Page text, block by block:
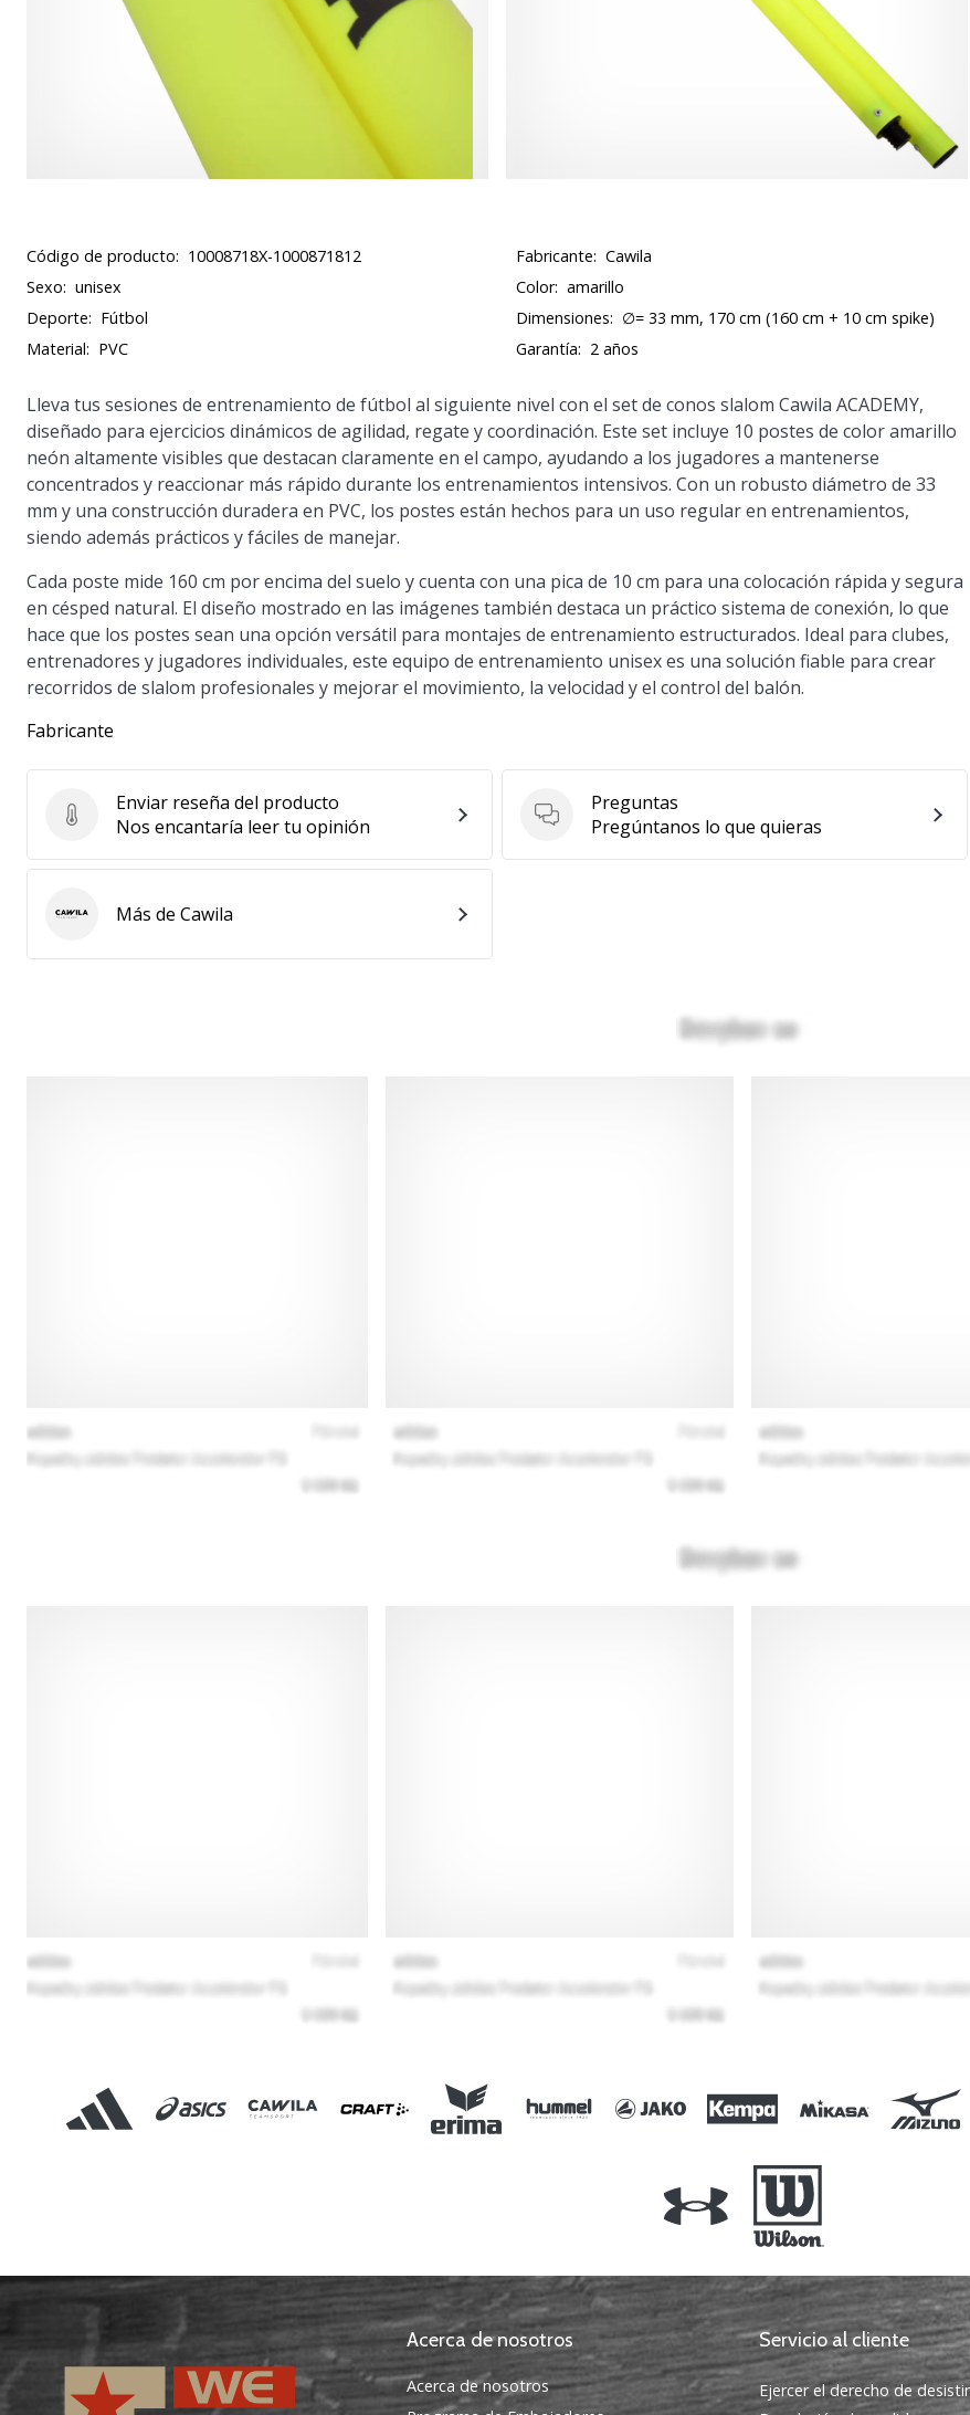
Código de producto: 10008718X-1000871812 Fabricante: Cawila
Sexo: unisex Color: amarillo
Deporte: Fútbol Dimensiones: ∅= 33 mm, 170 cm (160 cm + 10 cm spike)
Material: PVC Garantía: 2 años
Lleva tus sesiones de entrenamiento de fútbol al siguiente nivel con el set de conos slalom Cawila ACADEMY,
diseñado para ejercicios dinámicos de agilidad, regate y coordinación. Este set incluye 10 postes de color amarillo
neón altamente visibles que destacan claramente en el campo, ayudando a los jugadores a mantenerse
concentrados y reaccionar más rápido durante los entrenamientos intensivos. Con un robusto diámetro de 33
mm y una construcción duradera en PVC, los postes están hechos para un uso regular en entrenamientos,
siendo además prácticos y fáciles de manejar.
Cada poste mide 160 cm por encima del suelo y cuenta con una pica de 10 cm para una colocación rápida y segura
en césped natural. El diseño mostrado en las imágenes también destaca un práctico sistema de conexión, lo que
hace que los postes sean una opción versátil para montajes de entrenamiento estructurados. Ideal para clubes,
entrenadores y jugadores individuales, este equipo de entrenamiento unisex es una solución fiable para crear
recorridos de slalom profesionales y mejorar el movimiento, la velocidad y el control del balón.
Fabricante
Enviar reseña del producto
Enviar reseña del producto
Nos encantaría leer tu opinión
Preguntas
Preguntas
Pregúntanos lo que quieras
CawilaMás de Cawila
Acerca de nosotros
Acerca de nosotros
Servicio al cliente
Ejercer el derecho de